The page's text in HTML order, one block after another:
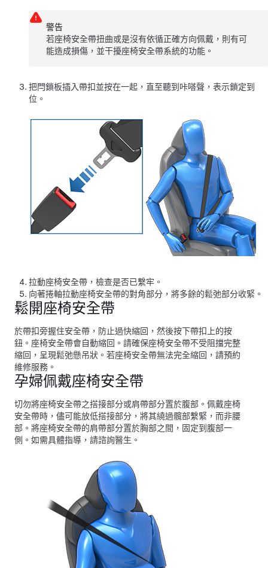
警告
若座椅安全帶扭曲或是沒有依循正確方向佩戴，則有可
能造成損傷，並干擾座椅安全帶系統的功能。
把閂鎖板插入帶扣並按在一起，直至聽到咔嗒聲，表示鎖定到
位。
拉動座椅安全帶，檢查是否已繫牢。
向著捲軸拉動座椅安全帶的對角部分，將多餘的鬆弛部分收緊。
鬆開座椅安全帶
於帶扣旁握住安全帶，防止過快縮回，然後按下帶扣上的按
鈕。座椅安全帶會自動縮回。請確保座椅安全帶不受阻擋完整
縮回，呈現鬆弛懸吊狀。若座椅安全帶無法完全縮回，請預約
維修服務。
孕婦佩戴座椅安全帶
切勿將座椅安全帶之搭接部分或肩帶部分置於腹部。佩戴座椅
安全帶時，儘可能放低搭接部分，將其繞過髖部繫緊，而非腰
部。將座椅安全帶的肩帶部分置於胸部之間，固定到腹部一
側。如需具體指導，請諮詢醫生。